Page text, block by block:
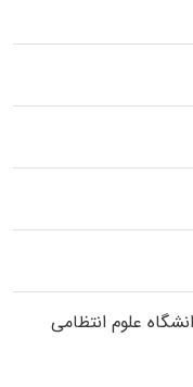
ﻋﻠﻮم انتظامی